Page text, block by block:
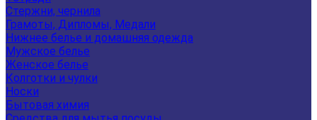
Стержни, чернила
Грамоты, Дипломы, Медали
Нижнее белье и домашняя одежда
Мужское белье
Женское белье
Колготки и чулки
Носки
Бытовая химия